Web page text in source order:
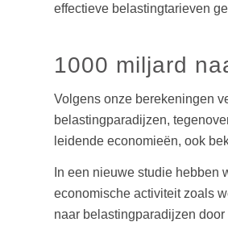
effectieve belastingtarieven
1000 miljard
Volgens onze berekeningen
belastingparadijzen,
leidende economieën, ook
In een nieuwe studie
economische activiteit zoals
naar belastingparadijzen